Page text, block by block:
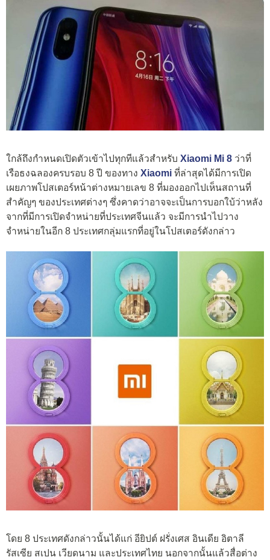
ใกล้ถึงกำหนดเปิดตัวเข้าไปทุกทีแล้วสำหรับ Xiaomi Mi 8 ว่าที่
เรือธงฉลองครบรอบ 8 ปี ของทาง Xiaomi ที่ล่าสุดได้มีการเปิด
เผยภาพโปสเตอร์หน้าต่างหมายเลข 8 ที่มองออกไปเห็นสถานที่
สำคัญๆ ของประเทศต่างๆ ซึ่งคาดว่าอาจจะเป็นการบอกใบ้ว่าหลัง
จากที่มีการเปิดจำหน่ายที่ประเทศจีนแล้ว จะมีการนำไปวาง
จำหน่ายในอีก 8 ประเทศกลุ่มแรกที่อยู่ในโปสเตอร์ดังกล่าว
โดย 8 ประเทศดังกล่าวนั้นได้แก่ อียิปต์ ฝรั่งเศส อินเดีย อิตาลี
รัสเซีย สเปน เวียดนาม และประเทศไทย นอกจากนั้นแล้วสื่อต่าง